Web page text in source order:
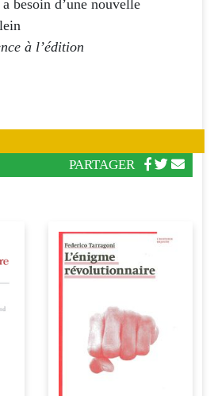
besoin d’une nouvelle
à l’édition
PARTAGER